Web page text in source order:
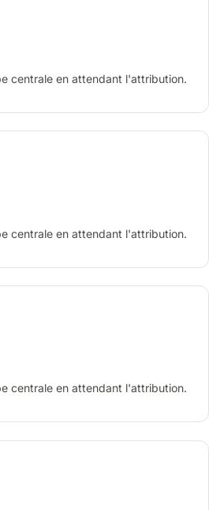
centrale en attendant l'attribution.
centrale en attendant l'attribution.
centrale en attendant l'attribution.